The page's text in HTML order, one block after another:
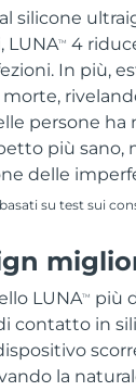
silicone
LUNATM
4
In più,
persone ha
più sano,
delle
su test sui
LUNATM
più
contatto in
la